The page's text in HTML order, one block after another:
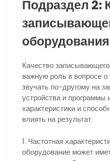
Подраздел 2:
оборудования
Качество
важную роль в вопросе
звучать по-другому на
устройства и
характеристики и
влиять на результат.
1. Частотная
оборудование может